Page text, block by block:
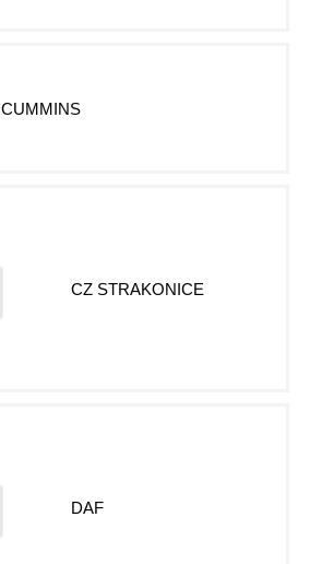
CUMMINS
CZ STRAKONICE
DAF